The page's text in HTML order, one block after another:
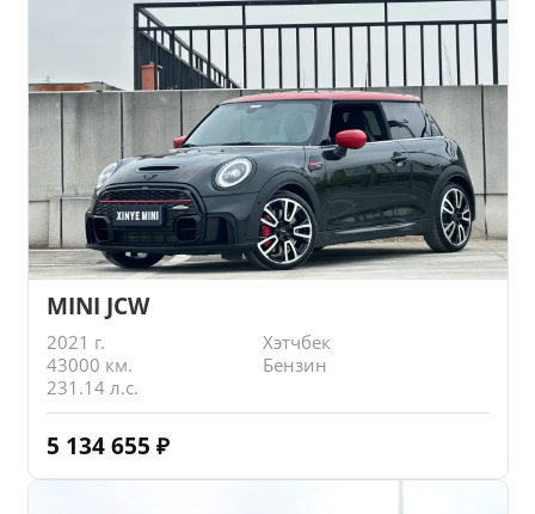
MINI JCW
2021 г.
Хэтчбек
43000 км.
Бензин
231.14 л.с.
5 134 655 ₽